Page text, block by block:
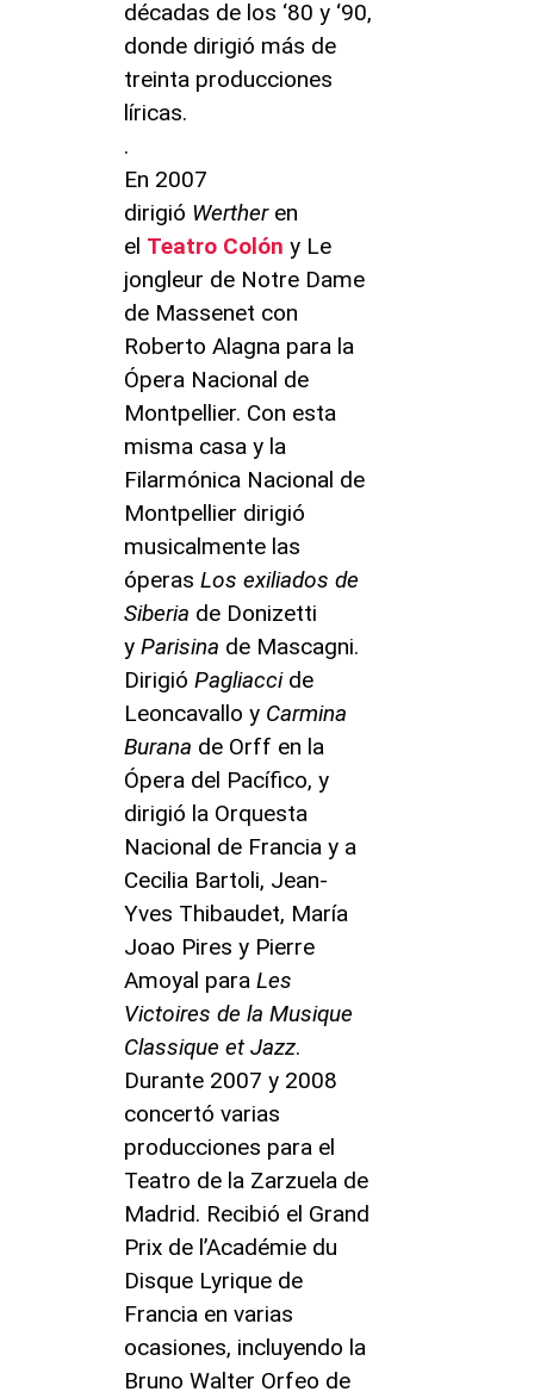
décadas de los ‘80 y ‘90,
donde dirigió más de
treinta producciones
líricas.
.
En 2007
dirigió Wertheren
el Teatro Colón y Le
jongleur de Notre Dame
de Massenet con
Roberto Alagna para la
Ópera Nacional de
Montpellier. Con esta
misma casa y la
Filarmónica Nacional de
Montpellier dirigió
musicalmente las
óperas Los exiliados de
Siberia de Donizetti
y Parisina de Mascagni.
Dirigió Pagliaccide
Leoncavallo y Carmina
Burana de Orff en la
Ópera del Pacífico, y
dirigió la Orquesta
Nacional de Francia y a
Cecilia Bartoli, Jean-
Yves Thibaudet, María
Joao Pires y Pierre
Amoyal para Les
Victoires de la Musique
Classique et Jazz.
Durante 2007 y 2008
concertó varias
producciones para el
Teatro de la Zarzuela de
Madrid. Recibió el Grand
Prix de l’Académie du
Disque Lyrique de
Francia en varias
ocasiones, incluyendo la
Bruno Walter Orfeo de